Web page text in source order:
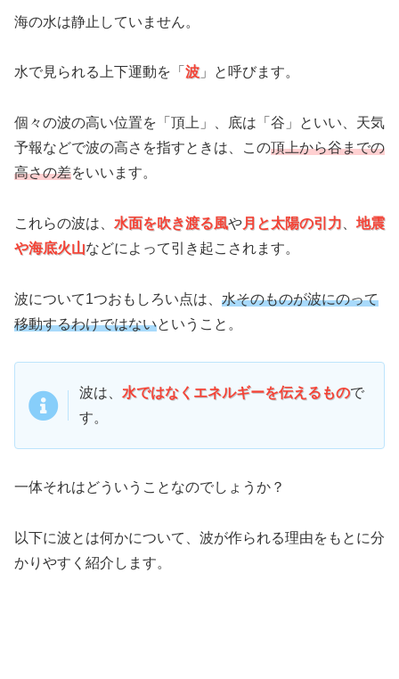
海の水は静止していません。
水で見られる上下運動を「 波」と呼びます。
個々の波の高い位置を「頂上」、底は「谷」といい、天気
予報などで波の高さを指すときは、この頂上から谷までの
高さの差をいいます。
これらの波は、 水面を吹き渡る風や月と太陽の引力
地震
や海底火山などによって引き起こされます。
波について1つおもしろい点は、 水そのものが波にのって
移動するわけではないということ。
波は、 水ではなくエネルギーを伝えるもので
す。
一体それはどういうことなのでしょうか？
以下に波とは何かについて、波が作られる理由をもとに分
かりやすく紹介します。